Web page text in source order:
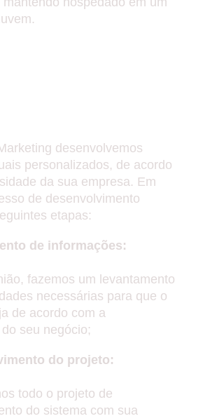
desenvolvemos
personalizados, de acordo
da sua empresa. Em
de desenvolvimento
etapas:
de informações:
fazemos um levantamento
necessárias para que o
de acordo com a
seu negócio;
do projeto:
todo o projeto de
do sistema com sua